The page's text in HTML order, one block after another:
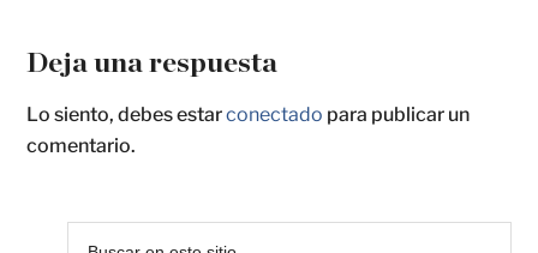
Deja una respuesta
Lo siento, debes estarconectado para publicar un
comentario.